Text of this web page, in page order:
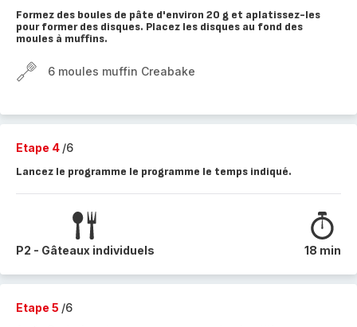
Formez des boules de pâte d'environ 20 g et aplatissez-les
pour former des disques. Placez les disques au fond des
moules à muffins.
6 moules muffin Creabake
Etape 4 /6
Lancez le programme le programme le temps indiqué.
P2 - Gâteaux individuels 18 min
Etape 5 /6